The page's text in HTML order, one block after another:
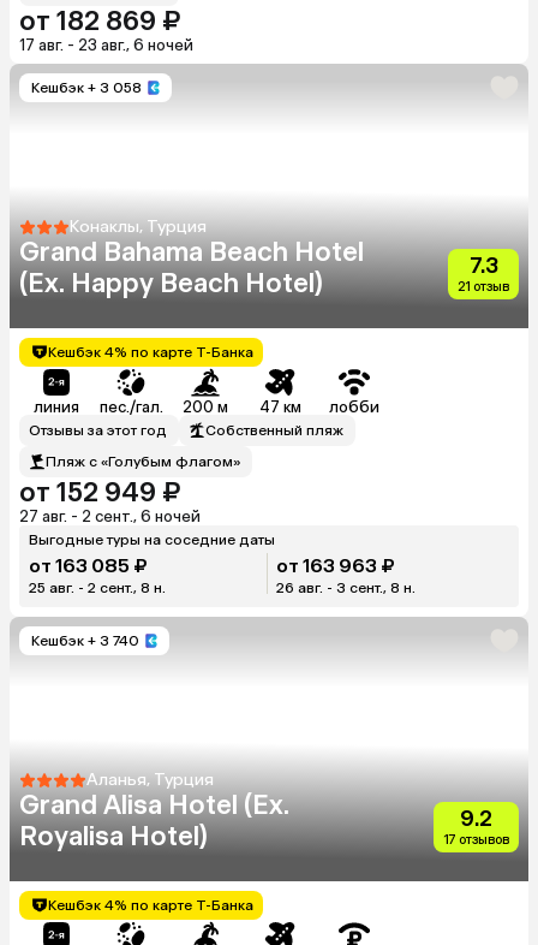
от 182 869 ₽
17 авг. - 23 авг., 6 ночей
Кешбэк + 3 058
Конаклы, Турция
Grand Bahama Beach Hotel
(Ex. Happy Beach Hotel)
7.3
21 отзыв
Кешбэк 4% по карте Т-Банка
линия пес./гал. 200 м 47 км лобби
Отзывы за этот год
Собственный пляж
Пляж с «Голубым флагом»
от 152 949 ₽
27 авг. - 2 сент., 6 ночей
Выгодные туры на соседние даты
от 163 085 ₽
25 авг. - 2 сент., 8 н.
от 163 963 ₽
26 авг. - 3 сент., 8 н.
Кешбэк + 3 740
Аланья, Турция
Grand Alisa Hotel (Ex.
Royalisa Hotel)
9.2
17 отзывов
Кешбэк 4% по карте Т-Банка